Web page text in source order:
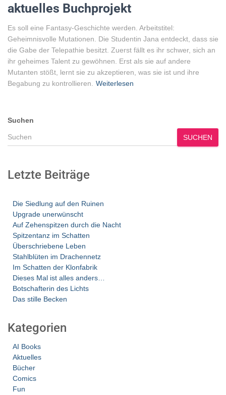
aktuelles Buchprojekt
Es soll eine Fantasy-Geschichte werden. Arbeitstitel:
Geheimnisvolle Mutationen. Die Studentin Jana entdeckt, dass sie
die Gabe der Telepathie besitzt. Zuerst fällt es ihr schwer, sich an
ihr geheimes Talent zu gewöhnen. Erst als sie auf andere
Mutanten stößt, lernt sie zu akzeptieren, was sie ist und ihre
Begabung zu kontrollieren.
Weiterlesen
Suchen
SUCHEN
Letzte Beiträge
Die Siedlung auf den Ruinen
Upgrade unerwünscht
Auf Zehenspitzen durch die Nacht
Spitzentanz im Schatten
Überschriebene Leben
Stahlblüten im Drachennetz
Im Schatten der Klonfabrik
Dieses Mal ist alles anders…
Botschafterin des Lichts
Das stille Becken
Kategorien
AI Books
Aktuelles
Bücher
Comics
Fun